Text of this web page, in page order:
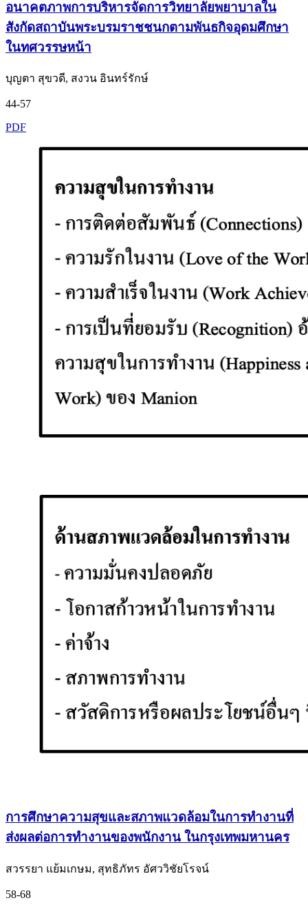
อนาคตภาพการบริหารจัดการวิทยาลัยพยาบาลใน
สังกัดสถาบันพระบรมราชชนกตามพันธกิจอุดมศึกษา
ในทศวรรษหน้า
บุญตา สุขวดี, สงวน อินทร์รักษ์
44-57
PDF
การศึกษาความสุขและสภาพแวดล้อมในการทำงานที่
ส่งผลต่อการทำงานของพนักงาน ในกรุงเทพมหานคร
สวรรยา แย้มเกษม, สุทธิภัทร อัศววิชัยโรจน์
58-68